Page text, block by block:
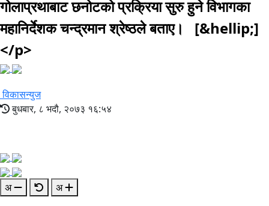
गोलाप्रथाबाट छनोटको प्रक्रिया सुरु हुने विभागका
महानिर्देशक चन्द्रमान श्रेष्ठले बताए। [&hellip;]
</p>
विकासन्युज
बुधबार, ८ भदौ, २०७३ १६:५४
अ
अ